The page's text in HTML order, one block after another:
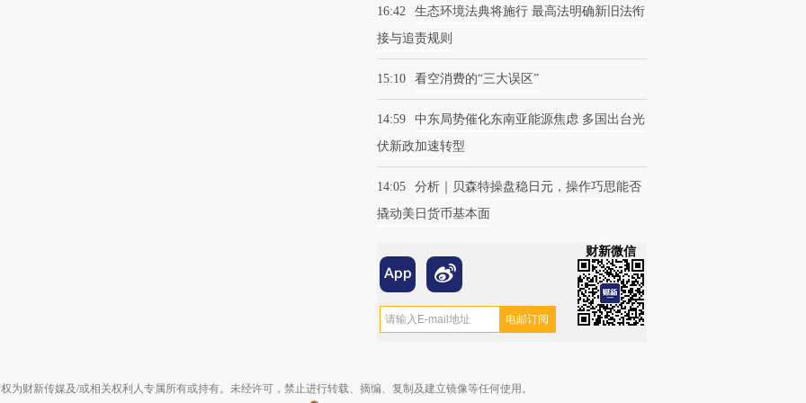
16:42
生态环境法典将施行 最高法明确新旧法衔
接与追责规则
15:10 看空消费的“三大误区”
14:59
中东局势催化东南亚能源焦虑 多国出台光
伏新政加速转型
14:05
分析｜贝森特操盘稳日元，操作巧思能否
撬动美日货币基本面
财新微信
为财新传媒及/或相关权利人专属所有或持有。未经许可，禁止进行转载、摘编、复制及建立镜像等任何使用。